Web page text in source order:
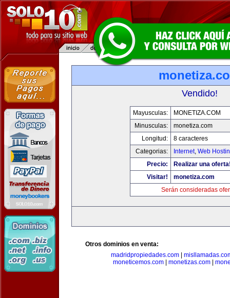
Vendido!
Mayusculas:
MONETIZA.COM
Minusculas:
monetiza.com
Longitud:
8 caracteres
Categorias:
Internet, Web
Precio:
Realizar una
Visitar!
monetiza.com
Serán consideradas
Otros dominios en venta:
madridpropiedades.com|
moneticemos.com| monetizas.com|